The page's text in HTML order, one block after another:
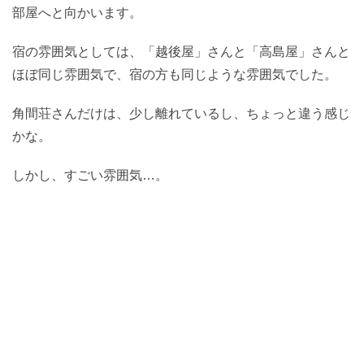
部屋へと向かいます。
宿の雰囲気としては、「越後屋」さんと「高島屋」さんと
ほぼ同じ雰囲気で、宿の方も同じような雰囲気でした。
角間荘さんだけは、少し離れているし、ちょっと違う感じ
かな。
しかし、すごい雰囲気…。